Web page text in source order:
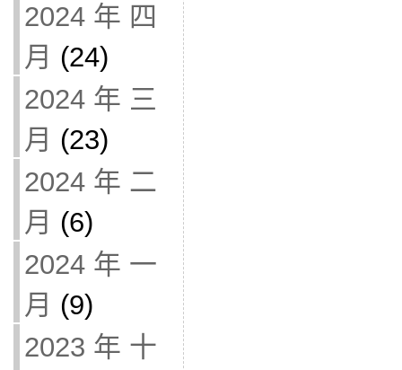
2024 年 四
月 (24)
2024 年 三
月 (23)
2024 年 二
月 (6)
2024 年 一
月 (9)
2023 年 十